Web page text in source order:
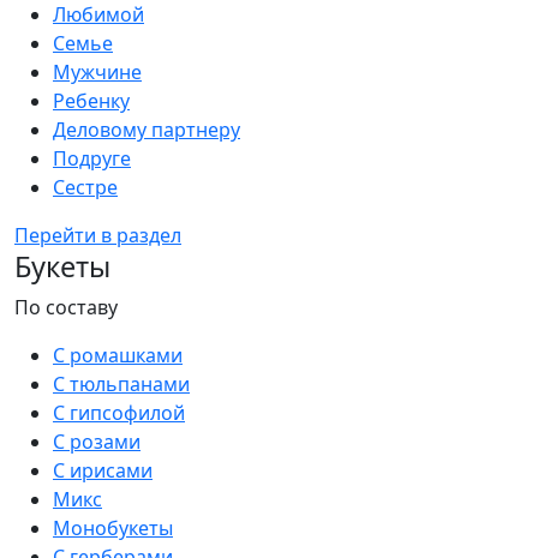
Любимой
Семье
Мужчине
Ребенку
Деловому партнеру
Подруге
Сестре
Перейти в раздел
Букеты
По составу
С ромашками
С тюльпанами
С гипсофилой
С розами
С ирисами
Микс
Монобукеты